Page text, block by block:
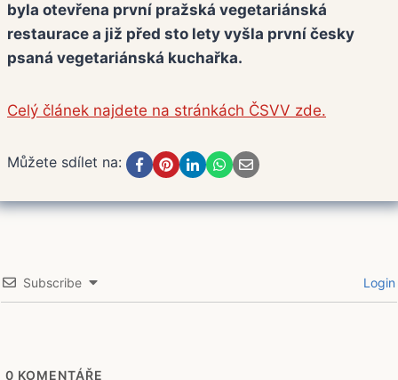
byla otevřena první pražská vegetariánská
restaurace a již před sto lety vyšla první česky
psaná vegetariánská kuchařka.
Celý článek najdete na stránkách ČSVV zde.
Můžete sdílet na:
Subscribe Login
0 KOMENTÁŘE